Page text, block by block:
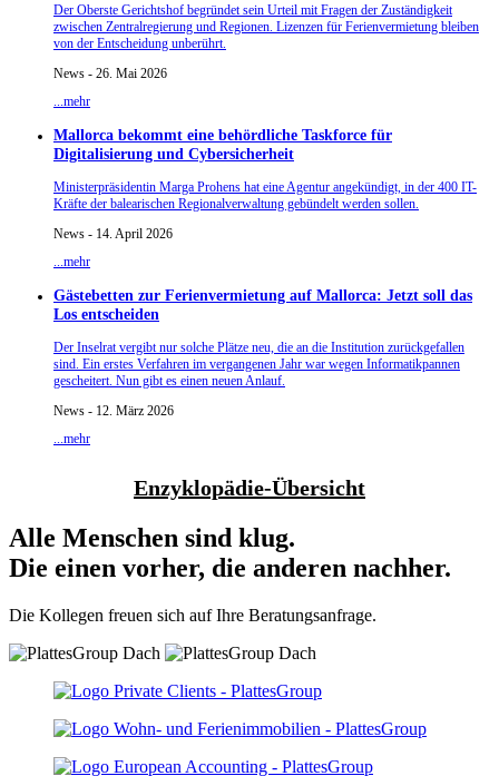
Der Oberste Gerichtshof begründet sein Urteil mit Fragen der Zuständigkeit
zwischen Zentralregierung und Regionen. Lizenzen für Ferienvermietung bleiben
von der Entscheidung unberührt.
News - 26. Mai 2026
...mehr
Mallorca bekommt eine behördliche Taskforce für
Digitalisierung und Cybersicherheit
Ministerpräsidentin Marga Prohens hat eine Agentur angekündigt, in der 400 IT-
Kräfte der balearischen Regionalverwaltung gebündelt werden sollen.
News - 14. April 2026
...mehr
Gästebetten zur Ferienvermietung auf Mallorca: Jetzt soll das
Los entscheiden
Der Inselrat vergibt nur solche Plätze neu, die an die Institution zurückgefallen
sind. Ein erstes Verfahren im vergangenen Jahr war wegen Informatikpannen
gescheitert. Nun gibt es einen neuen Anlauf.
News - 12. März 2026
...mehr
Enzyklopädie-Übersicht
Alle Menschen sind klug.
Die einen vorher, die anderen nachher.
Die Kollegen freuen sich auf Ihre Beratungsanfrage.